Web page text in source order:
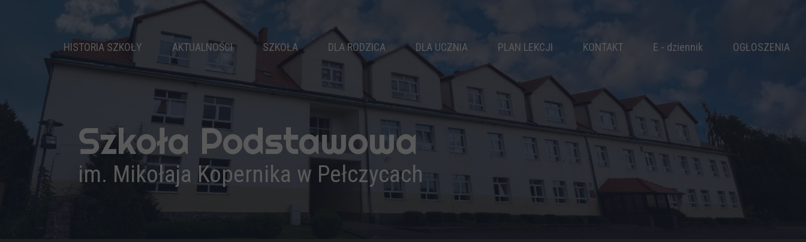
HISTORIA SZKOŁY
PRYMUSI
KADRA PEDAGOGICZNA
ADMINISTRACJA I OBSŁUGA
AKTUALNOŚCI SZKOŁA
KLASY
PEDAGOG
LOGOPEDA
PSYCHOLOG
DLA RODZICA
RADA RODZICÓW
KALENDARZ ROKU
DZWONKI
ŚWIETLICA
KOMUNIKATY
REKRUTACJA
DLA UCZNIA
SAMORZĄD
KOŁA ZAINTERESOWAŃ
ZAJĘCIA SPORTOWE
ZAJĘCIA WYRÓWNAWCZE
PLAN LEKCJI KONTAKT E - dziennik OGŁOSZENIA
Szkoła Podstawowa
im. Mikołaja Kopernika w Pełczycach